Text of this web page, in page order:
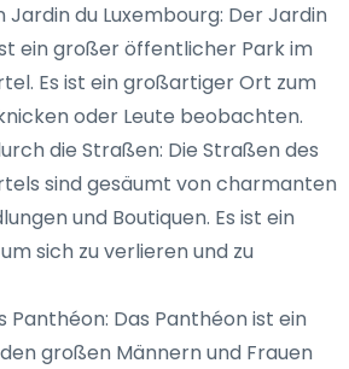
Jardin du Luxembourg: Der Jardin
ein großer öffentlicher Park im
Es ist ein großartiger Ort zum
oder Leute beobachten.
die Straßen: Die Straßen des
sind gesäumt von charmanten
und Boutiquen. Es ist ein
sich zu verlieren und zu
Panthéon: Das Panthéon ist ein
großen Männern und Frauen